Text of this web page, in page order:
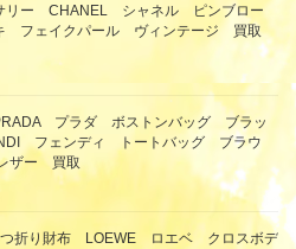
リー CHANEL シャネル ピンブロー
フェイクパール ヴィンテージ 買取
プラダ ボストンバッグ ブラッ
フェンディ トートバッグ ブラウ
ザー 買取
折り財布 LOEWE ロエベ クロスボデ